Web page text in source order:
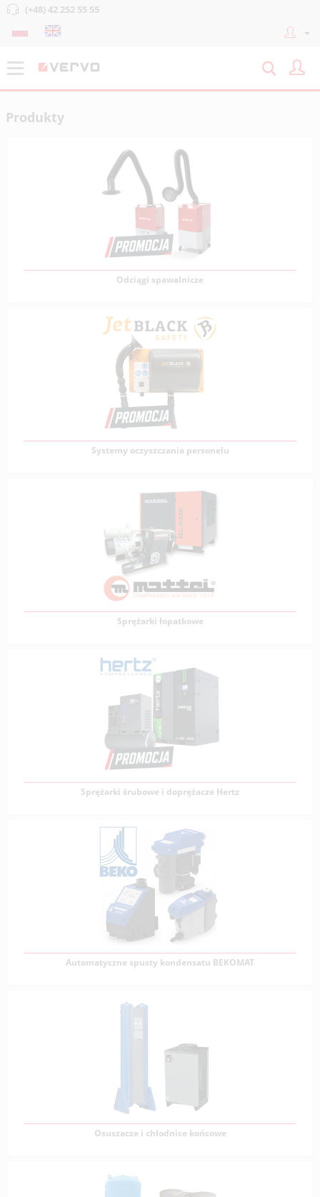
(+48) 42 252 55 55
Produkty
Odciągi spawalnicze
Odciągi spawalnicze
Odciągi spawalnicze to urządzenia przeznaczone do
skutecznego usuwania dymów, pyłów
Systemy oczyszczania personelu
Systemy oczyszczania personelu
Stacje oczyszczania personelu Jet Black to rozwiązania
przeznaczone do skutecznego usuwania pyłów
Sprężarki łopatkowe
Sprężarki łopatkowe
Firma VERVO od ponad 20 lat jest autoryzowanym
dealerem marki MATTEI w Polsce, jednocześnie
prowadzi
Sprężarki śrubowe i doprężacze Hertz
Sprężarki śrubowe i doprężacze Hertz
Firma Hertz Kompressoren oferuje szeroką gamę
sprężarek śrubowych, które charakteryzują
Zobacz produkty
Automatyczne spusty kondensatu BEKOMAT
Automatyczne spusty kondensatu BEKOMAT
Automatyczne spusty kondensatu BEKOMAT to
niezawodne urządzenia przeznaczone do skutecznego
Zobacz produkty
Osuszacze i chłodnice końcowe
Osuszacze i chłodnice końcowe